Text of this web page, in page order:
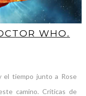
WHO.
el tiempo junto a Rose
camino. Críticas de